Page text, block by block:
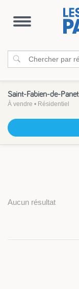
Ouvrir
Saint-Fabien-de-Panet
À vendre • Résidentiel
Aucun résultat